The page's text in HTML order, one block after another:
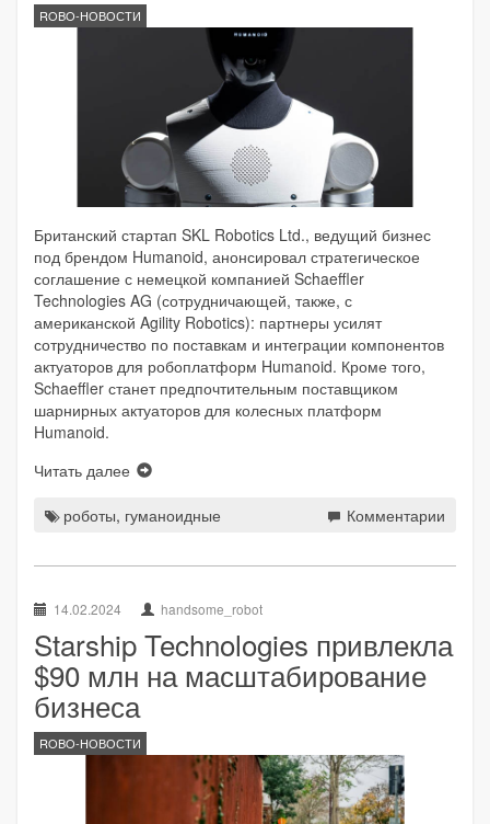
ROBO-НОВОСТИ
Британский стартап SKL Robotics Ltd., ведущий бизнес
под брендом Humanoid, анонсировал стратегическое
соглашение с немецкой компанией Schaeffler
Technologies AG (сотрудничающей, также, с
американской Agility Robotics): партнеры усилят
сотрудничество по поставкам и интеграции компонентов
актуаторов для робоплатформ Humanoid. Кроме того,
Schaeffler станет предпочтительным поставщиком
шарнирных актуаторов для колесных платформ
Humanoid.
Читать далее
роботы, гуманоидные Комментарии
14.02.2024 handsome_robot
Starship Technologies привлекла
$90 млн на масштабирование
бизнеса
ROBO-НОВОСТИ